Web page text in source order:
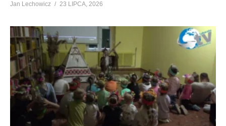
Jan Lechowicz 23 LIPCA, 2026